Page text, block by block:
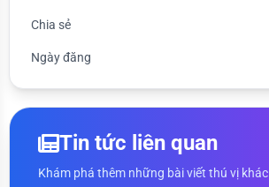
Chia sẻ
Ngày đăng
Tin tức liên quan
Khám phá thêm những bài viết thú vị khác